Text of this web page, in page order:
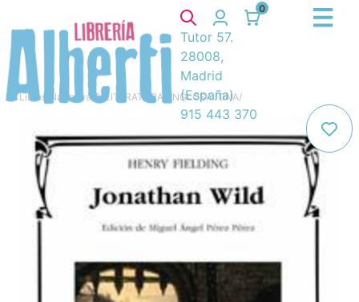
0
Tutor 57.
28008,
Madrid
(España)
915 443 370
Libros Narrativa/ 8. LITERATURA ANGLOSAJONA/